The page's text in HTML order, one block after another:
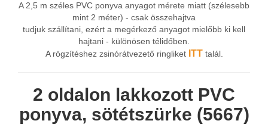
A 2,5 m széles PVC ponyva anyagot mérete miatt (szélesebb
mint 2 méter) - csak összehajtva
tudjuk szállítani, ezért a megérkező anyagot mielőbb ki kell
hajtani - különösen télidőben.
A rögzítéshez zsinórátvezető ringliket ITTtalál.
2 oldalon lakkozott PVC
ponyva, sötétszürke (5667)